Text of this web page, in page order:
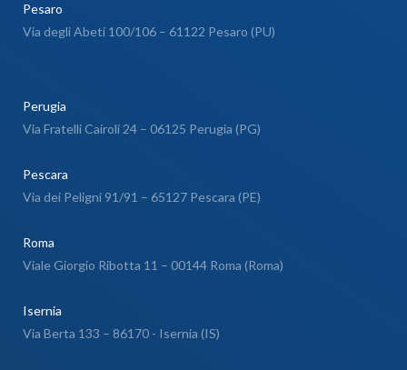
Pesaro
Via degli Abeti 100/106 – 61122 Pesaro (PU)
Perugia
Via Fratelli Cairoli 24 – 06125 Perugia (PG)
Pescara
Via dei Peligni 91/91 – 65127 Pescara (PE)
Roma
Viale Giorgio Ribotta 11 – 00144 Roma (Roma)
Isernia
Via Berta 133 – 86170 - Isernia (IS)